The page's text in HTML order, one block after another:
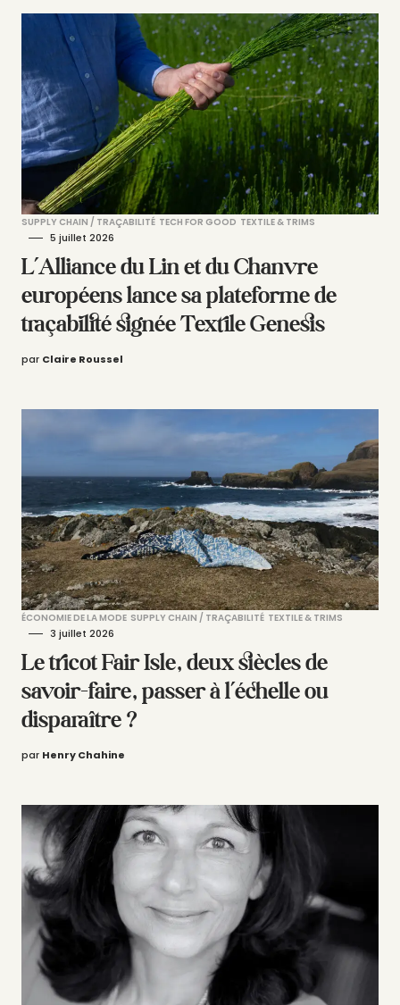
SUPPLY CHAIN / TRAÇABILITÉ TECH FOR GOOD TEXTILE & TRIMS
5 juillet 2026
L’Alliance du Lin et du Chanvre
européens lance sa plateforme de
traçabilité signée Textile Genesis
par Claire Roussel
ÉCONOMIE DE LA MODE SUPPLY CHAIN / TRAÇABILITÉ TEXTILE & TRIMS
3 juillet 2026
Le tricot Fair Isle, deux siècles de
savoir-faire, passer à l’échelle ou
disparaître ?
par Henry Chahine